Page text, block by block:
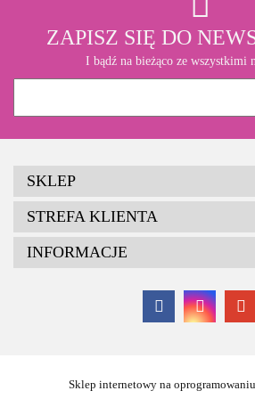
ZAPISZ SIĘ DO
I bądź na bieżąco ze wszystkimi
SKLEP
STREFA KLIENTA
INFORMACJE
Sklep internetowy na oprogramowaniu